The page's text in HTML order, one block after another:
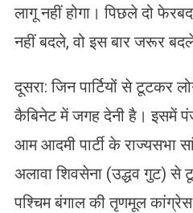
लागू नहीं होगा। पिछले दो
नहीं बदले, वो इस बार जरूर
दूसरा: जिन पार्टियों से टूटकर
कैबिनेट में जगह देनी है। इसमें
आम आदमी पार्टी के राज्यसभा
अलावा शिवसेना (उद्धव गुट)
पश्चिम बंगाल की तृणमूल